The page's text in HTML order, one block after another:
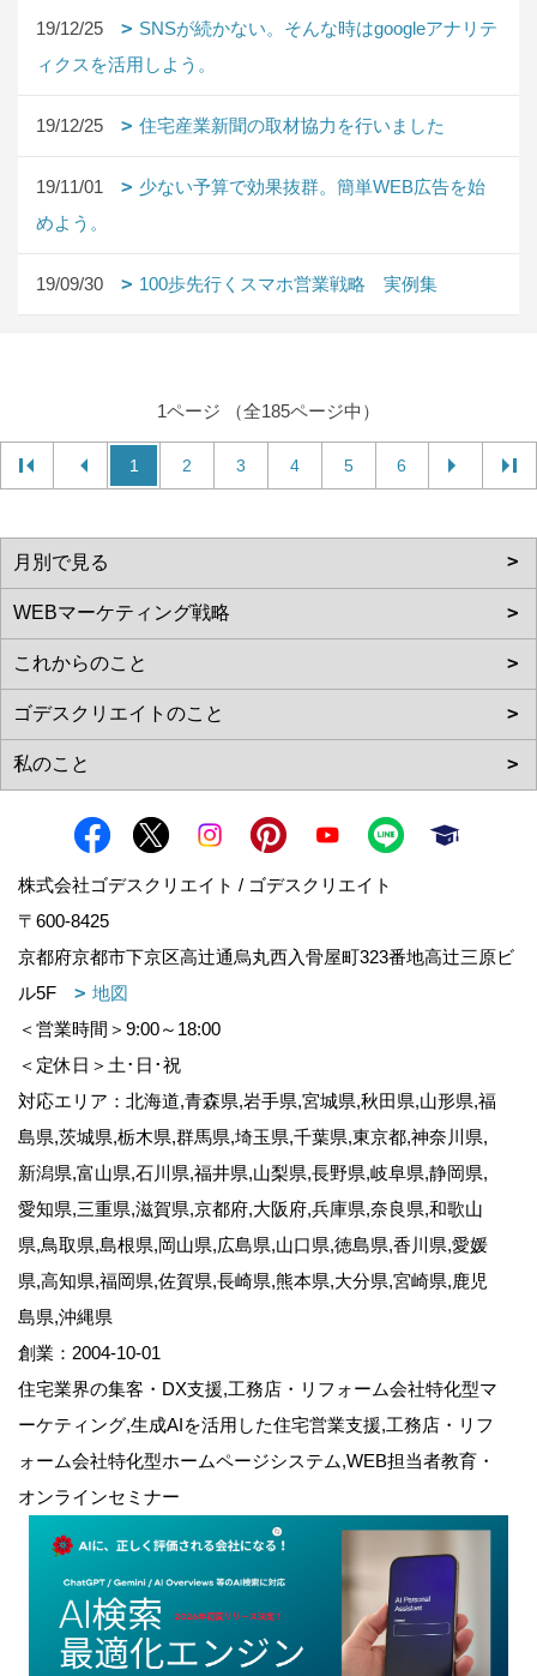
19/12/25
SNSが続かない。そんな時はgoogleアナリテ
ィクスを活用しよう。
19/12/25 住宅産業新聞の取材協力を行いました
19/11/01
少ない予算で効果抜群。簡単WEB広告を始
めよう。
19/09/30 100歩先行くスマホ営業戦略 実例集
1ページ （全185ページ中）
1 2 3 4 5 6
株式会社ゴデスクリエイト / ゴデスクリエイト
〒600-8425
京都府京都市下京区高辻通烏丸西入骨屋町323番地高辻三原ビ
ル5F
地図
＜営業時間＞9:00～18:00
＜定休日＞土･日･祝
対応エリア：北海道,青森県,岩手県,宮城県,秋田県,山形県,福
島県,茨城県,栃木県,群馬県,埼玉県,千葉県,東京都,神奈川県,
新潟県,富山県,石川県,福井県,山梨県,長野県,岐阜県,静岡県,
愛知県,三重県,滋賀県,京都府,大阪府,兵庫県,奈良県,和歌山
県,鳥取県,島根県,岡山県,広島県,山口県,徳島県,香川県,愛媛
県,高知県,福岡県,佐賀県,長崎県,熊本県,大分県,宮崎県,鹿児
島県,沖縄県
創業：2004-10-01
住宅業界の集客・DX支援,工務店・リフォーム会社特化型マ
ーケティング,生成AIを活用した住宅営業支援,工務店・リフ
ォーム会社特化型ホームページシステム,WEB担当者教育・
オンラインセミナー